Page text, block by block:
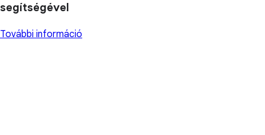
segítségével
További információ